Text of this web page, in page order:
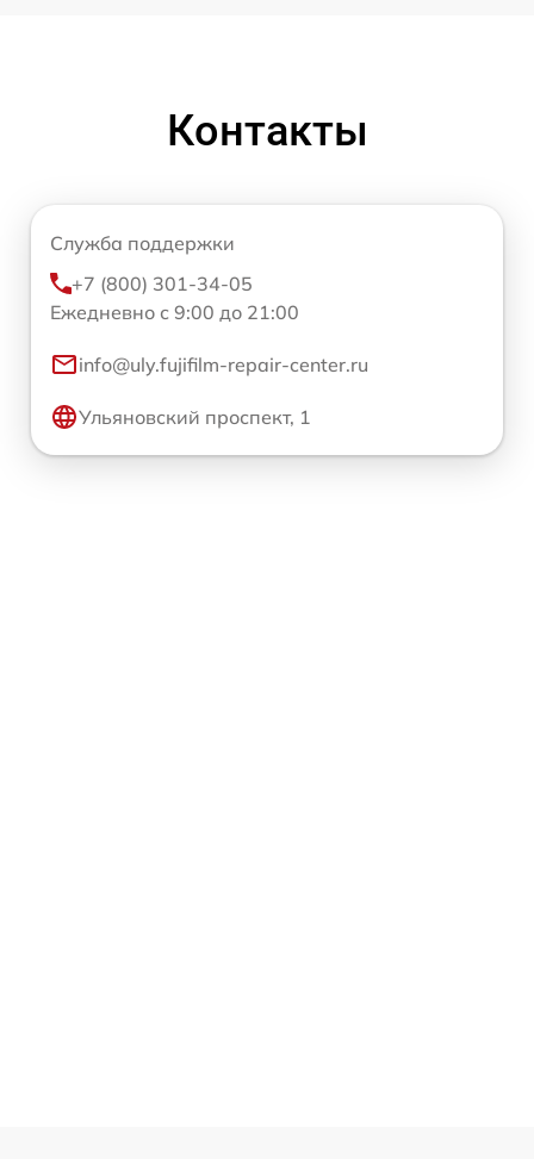
Контакты
Служба поддержки
+7 (800) 301-34-05
Ежедневно с 9:00 до 21:00
info@uly.fujifilm-repair-center.ru
Ульяновский проспект, 1